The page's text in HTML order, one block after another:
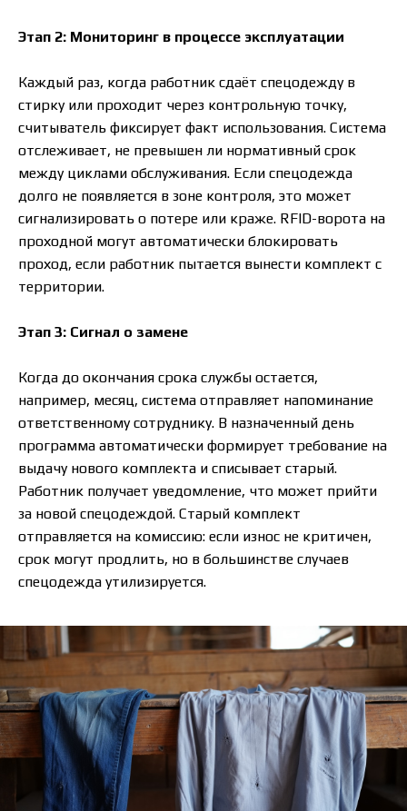
Этап 2: Мониторинг в процессе эксплуатации
Каждый раз, когда работник сдаёт спецодежду в
стирку или проходит через контрольную точку,
считыватель фиксирует факт использования. Система
отслеживает, не превышен ли нормативный срок
между циклами обслуживания. Если спецодежда
долго не появляется в зоне контроля, это может
сигнализировать о потере или краже. RFID-ворота на
проходной могут автоматически блокировать
проход, если работник пытается вынести комплект с
территории.
Этап 3: Сигнал о замене
Когда до окончания срока службы остается,
например, месяц, система отправляет напоминание
ответственному сотруднику. В назначенный день
программа автоматически формирует требование на
выдачу нового комплекта и списывает старый.
Работник получает уведомление, что может прийти
за новой спецодеждой. Старый комплект
отправляется на комиссию: если износ не критичен,
срок могут продлить, но в большинстве случаев
спецодежда утилизируется.